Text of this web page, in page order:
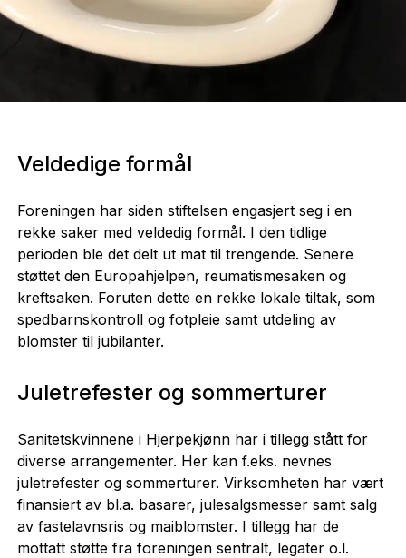
Veldedige formål
Foreningen har siden stiftelsen engasjert seg i en
rekke saker med veldedig formål. I den tidlige
perioden ble det delt ut mat til trengende. Senere
støttet den Europahjelpen, reumatismesaken og
kreftsaken. Foruten dette en rekke lokale tiltak, som
spedbarnskontroll og fotpleie samt utdeling av
blomster til jubilanter.
Juletrefester og sommerturer
Sanitetskvinnene i Hjerpekjønn har i tillegg stått for
diverse arrangementer. Her kan f.eks. nevnes
juletrefester og sommerturer. Virksomheten har vært
finansiert av bl.a. basarer, julesalgsmesser samt salg
av fastelavnsris og maiblomster. I tillegg har de
mottatt støtte fra foreningen sentralt, legater o.l.